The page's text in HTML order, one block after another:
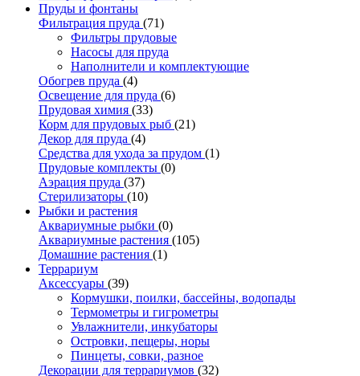
Пруды и фонтаны
Фильтрация пруда (71)
Фильтры прудовые
Насосы для пруда
Наполнители и комплектующие
Обогрев пруда (4)
Освещение для пруда (6)
Прудовая химия (33)
Корм для прудовых рыб (21)
Декор для пруда (4)
Средства для ухода за прудом (1)
Прудовые комплекты (0)
Аэрация пруда (37)
Стерилизаторы (10)
Рыбки и растения
Аквариумные рыбки (0)
Аквариумные растения (105)
Домашние растения (1)
Террариум
Аксессуары (39)
Кормушки, поилки, бассейны, водопады
Термометры и гигрометры
Увлажнители, инкубаторы
Островки, пещеры, норы
Пинцеты, совки, разное
Декорации для террариумов (32)